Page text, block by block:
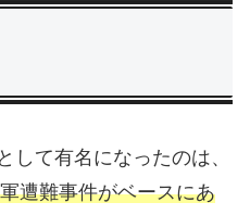
して有名になったのは、
遭難事件がベースにあ